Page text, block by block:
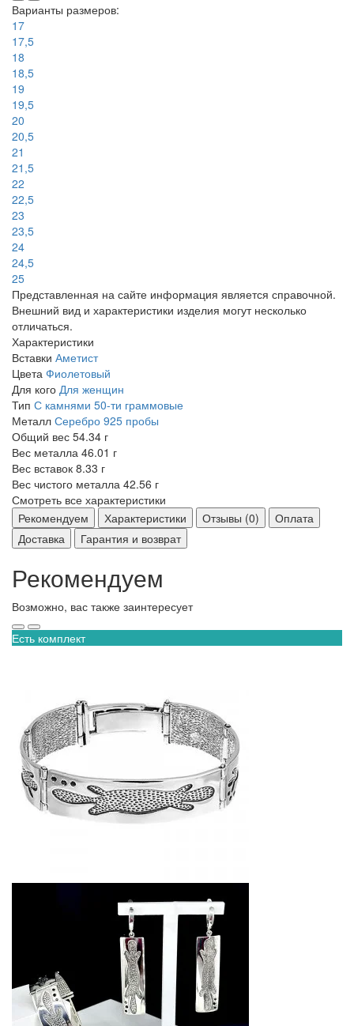
Варианты размеров:
17
17,5
18
18,5
19
19,5
20
20,5
21
21,5
22
22,5
23
23,5
24
24,5
25
Представленная на сайте информация является справочной.
Внешний вид и характеристики изделия могут несколько
отличаться.
Характеристики
Вставки Аметист
Цвета Фиолетовый
Для кого Для женщин
Тип С камнями 50-ти граммовые
Металл Серебро 925 пробы
Общий вес 54.34 г
Вес металла 46.01 г
Вес вставок 8.33 г
Вес чистого металла 42.56 г
Смотреть все характеристики
Рекомендуем
Характеристики Отзывы (0)
Оплата
Доставка
Гарантия и возврат
Рекомендуем
Возможно, вас также заинтересует
Есть комплект